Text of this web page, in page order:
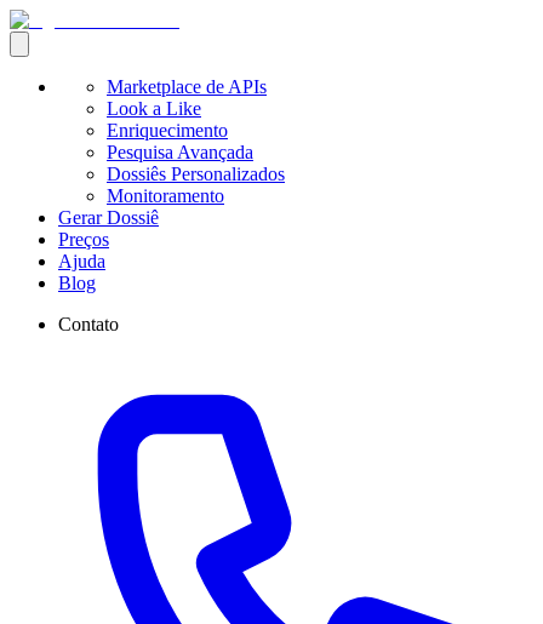
Marketplace de APIs
Look a Like
Enriquecimento
Pesquisa Avançada
Dossiês Personalizados
Monitoramento
Gerar Dossiê
Preços
Ajuda
Blog
Contato